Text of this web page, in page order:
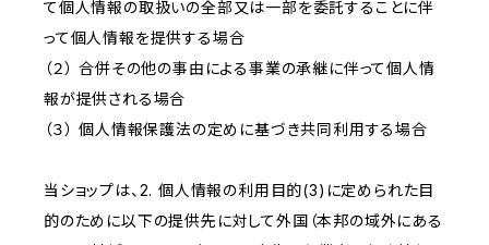
て個人情報の取扱いの全部又は一部を委託することに伴
って個人情報を提供する場合
（２） 合併その他の事由による事業の承継に伴って個人情
報が提供される場合
（３） 個人情報保護法の定めに基づき共同利用する場合
当ショップは、2. 個人情報の利用目的(3)に定められた目
的のために以下の提供先に対して外国（本邦の域外にある